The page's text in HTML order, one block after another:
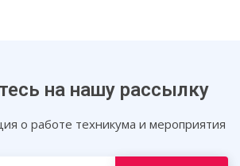
на нашу рассылку
о работе техникума и мероприятия